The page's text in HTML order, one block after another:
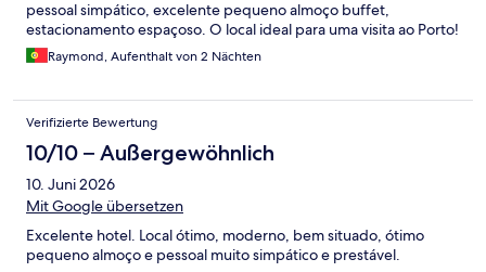
eine Beleidigung oder sie sind es nicht gewöhnt. Frühstück war
ausreichend und sollte man mit nehmen. Wir haben immer
täglich bezahlt, mal 6€ für Essen satt oder einfach nur 1,20€
dann einen ganzen Becher und nicht nur einen Bica. Ein
Supermarkt (Pingo Doce) ist gleich um die Ecke. Kostenloses
pessoal simpático, excelente pequeno almoço buffet,
estacionamento espaçoso. O local ideal para uma visita ao Porto!
Raymond, Aufenthalt von 2 Nächten
Verifizierte Bewertung
10/10 – Außergewöhnlich
10. Juni 2026
Mit Google übersetzen
Excelente hotel. Local ótimo, moderno, bem situado, ótimo
pequeno almoço e pessoal muito simpático e prestável.